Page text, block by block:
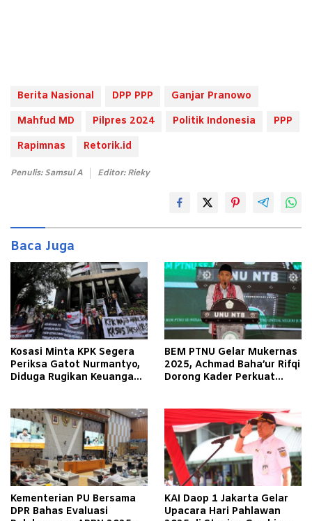
Berita Nasional DPP PPP
Ganjar Pranowo
Mahfud MD
Pilpres 2024 Politik Indonesia
PPP
Rapimnas
Retorik.id
Penulis: Samsul A Editor: Rieky
Baca Juga
Kosasi Minta KPK Segera
Periksa Gatot Nurmantyo,
Diduga Rugikan Keuangan
BEM PTNU Gelar Mukernas
2025, Achmad Baha’ur Rifqi
Dorong Kader Perkuat
Kementerian PU Bersama
DPR Bahas Evaluasi
KAI Daop 1 Jakarta Gelar
Upacara Hari Pahlawan